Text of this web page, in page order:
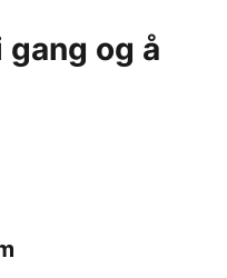
gang og å